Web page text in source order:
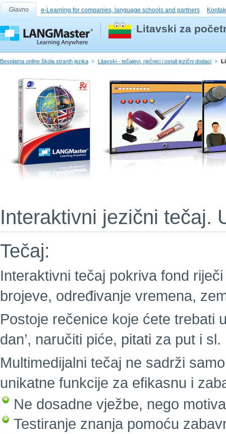
Glavno e-Learning for companies, language schools and partners
Litavski za
Besplatna online škola stranih jezika Litavski - tečajevi, rječnici i ostali jezični dodaci
Interaktivni jezični tečaj.
Tečaj:
Interaktivni tečaj pokriva fond
brojeve, određivanje vremena,
Postoje rečenice koje ćete trebati
dan’, naručiti piće, pitati za put i sl.
Multimedijalni tečaj ne sadrži
unikatne funkcije za efikasnu i
Ne dosadne vježbe, nego
Testiranje znanja pomoću